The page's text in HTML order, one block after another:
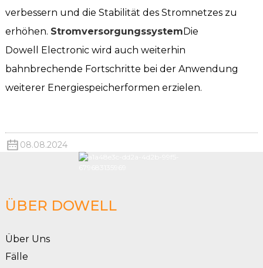
verbessern und die Stabilität des Stromnetzes zu
erhöhen. StromversorgungssystemDie
Dowell Electronic wird auch weiterhin
bahnbrechende Fortschritte bei der Anwendung
weiterer Energiespeicherformen erzielen.
08.08.2024
ÜBER DOWELL
Über Uns
Fälle